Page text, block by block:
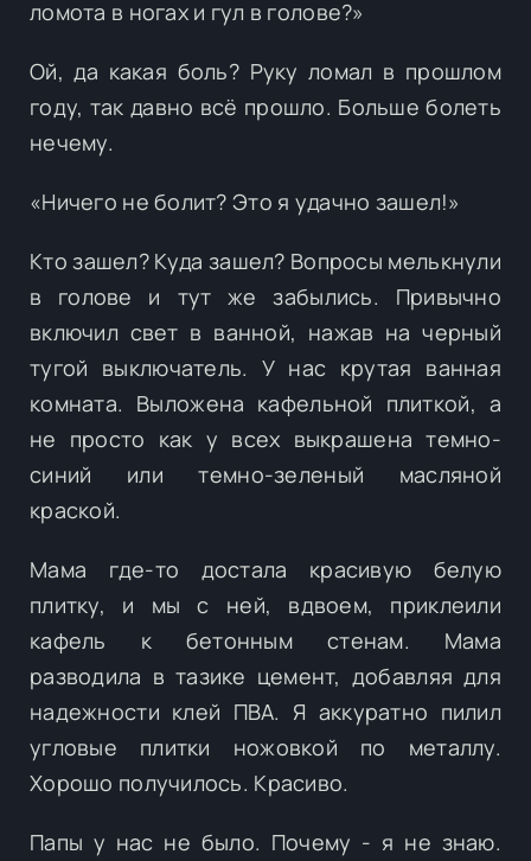
ломота в ногах и гул в голове?»
Ой, да какая боль? Руку ломал в прошлом
году, так давно всё прошло. Больше болеть
нечему.
«Ничего не болит? Это я удачно зашел!»
Кто зашел? Куда зашел? Вопросы мелькнули
в голове и тут же забылись. Привычно
включил свет в ванной, нажав на черный
тугой выключатель. У нас крутая ванная
комната. Выложена кафельной плиткой, а
не просто как у всех выкрашена темно-
синий или темно-зеленый масляной
краской.
Мама где-то достала красивую белую
плитку, и мы с ней, вдвоем, приклеили
кафель к бетонным стенам. Мама
разводила в тазике цемент, добавляя для
надежности клей ПВА. Я аккуратно пилил
угловые плитки ножовкой по металлу.
Хорошо получилось. Красиво.
Папы у нас не было. Почему - я не знаю.